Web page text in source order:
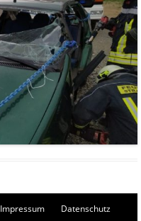
Impressum Datenschutz